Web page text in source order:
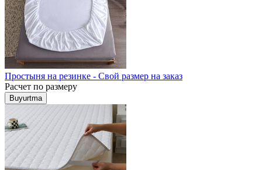
Простыня на резинке - Свой размер на заказ
Расчет по размеру
Buyurtma